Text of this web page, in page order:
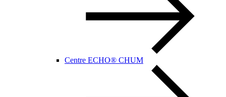
Centre ECHO® CHUM